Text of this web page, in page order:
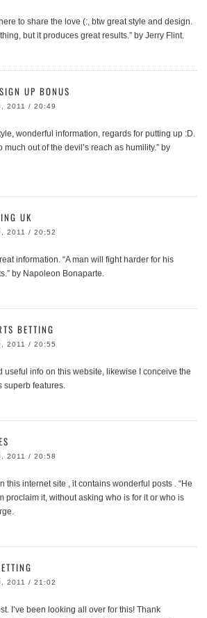
to share the love (:, btw great style and design.
but it produces great results.” by Jerry Flint.
UP BONUS
2011 / 20:49
wonderful information, regards for putting up :D.
much out of the devil’s reach as humility.” by
UK
2011 / 20:52
information. “A man will fight harder for his
by Napoleon Bonaparte.
BETTING
2011 / 20:55
useful info on this website, likewise I conceive the
superb features.
2011 / 20:58
this internet site , it contains wonderful posts . “He
proclaim it, without asking who is for it or who is
2011 / 21:02
I’ve been looking all over for this! Thank